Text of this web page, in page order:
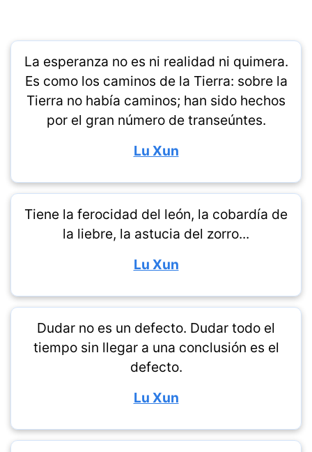
La esperanza no es ni realidad ni quimera.
Es como los caminos de la Tierra: sobre la
Tierra no había caminos; han sido hechos
por el gran número de transeúntes.
Lu Xun
Tiene la ferocidad del león, la cobardía de
la liebre, la astucia del zorro...
Lu Xun
Dudar no es un defecto. Dudar todo el
tiempo sin llegar a una conclusión es el
defecto.
Lu Xun